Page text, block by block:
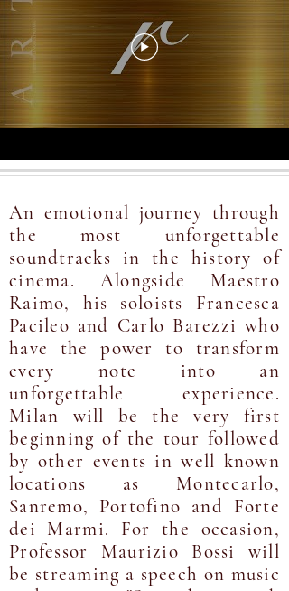
An emotional journey through
the most unforgettable
soundtracks in the history of
cinema. Alongside Maestro
Raimo, his soloists Francesca
Pacileo and Carlo Barezzi who
have the power to transform
every note into an
unforgettable experience.
Milan will be the very first
beginning of the tour followed
by other events in well known
locations as Montecarlo,
Sanremo, Portofino and Forte
dei Marmi. For the occasion,
Professor Maurizio Bossi will
be streaming a speech on music